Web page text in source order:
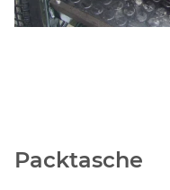
Packtasche